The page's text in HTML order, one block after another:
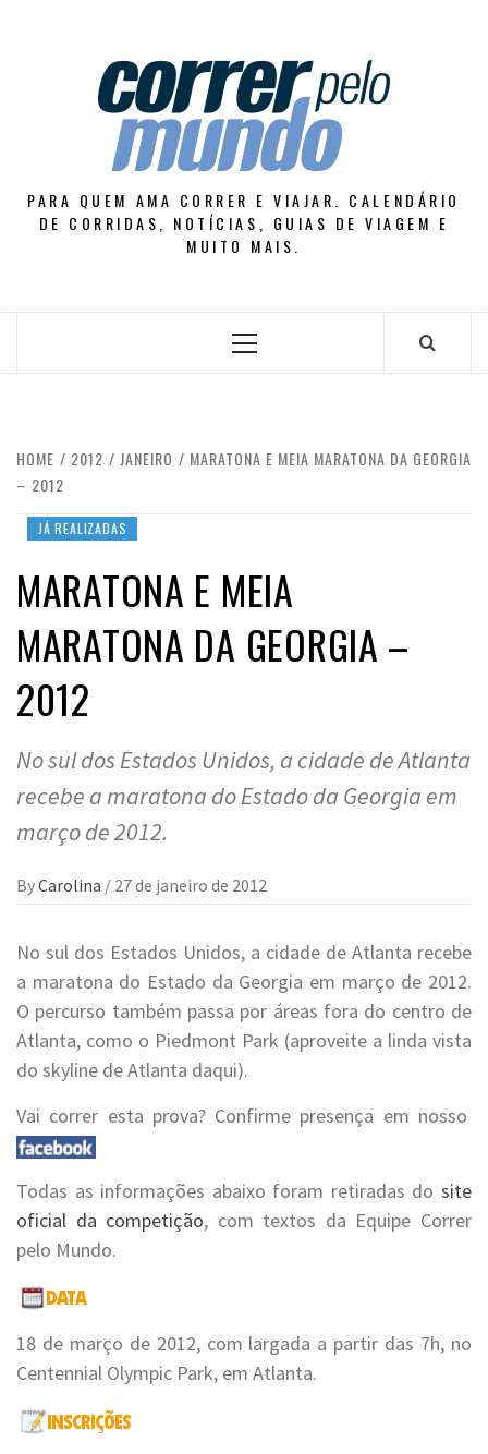
PARA QUEM AMA CORRER E VIAJAR. CALENDÁRIO
DE CORRIDAS, NOTÍCIAS, GUIAS DE VIAGEM E
MUITO MAIS.
Primary
HOME 2012 JANEIRO
MARATONA E MEIA MARATONA DA GEORGIA
– 2012
JÁ REALIZADAS
MARATONA E MEIA
MARATONA DA GEORGIA –
2012
No sul dos Estados Unidos, a cidade de Atlanta
recebe a maratona do Estado da Georgia em
março de 2012.
ByCarolina / 27 de janeiro de 2012
No sul dos Estados Unidos, a cidade de Atlanta recebe
a maratona do Estado da Georgia em março de 2012.
O percurso também passa por áreas fora do centro de
Atlanta, como o Piedmont Park (aproveite a linda vista
do skyline de Atlanta daqui).
Vai correr esta prova? Confirme presença em nosso
Todas as informações abaixo foram retiradas do site
oficial da competição, com textos da Equipe Correr
pelo Mundo.
18 de março de 2012, com largada a partir das 7h, no
Centennial Olympic Park, em Atlanta.